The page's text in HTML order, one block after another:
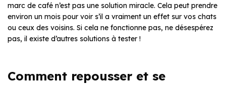
marc de café n’est pas une solution miracle. Cela peut prendre
environ un mois pour voir s’il a vraiment un effet sur vos chats
ou ceux des voisins. Si cela ne fonctionne pas, ne désespérez
pas, il existe d’autres solutions à tester !
Comment repousser et se